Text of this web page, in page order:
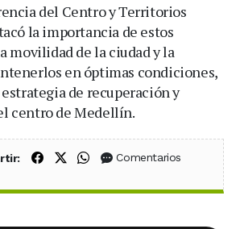
del Centro y Territorios
la importancia de estos
movilidad de la ciudad y la
en óptimas condiciones,
de recuperación y
centro de Medellín.
Compartir en Facebook
Compartir en X (Twitter)
Compartir en WhatsApp
Comentarios